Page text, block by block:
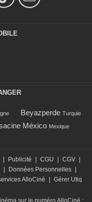
Beyazperde Turquie
México Mexique
Publicité CGU CGV
Données Personnelles
AlloCiné
Gérer Utiq